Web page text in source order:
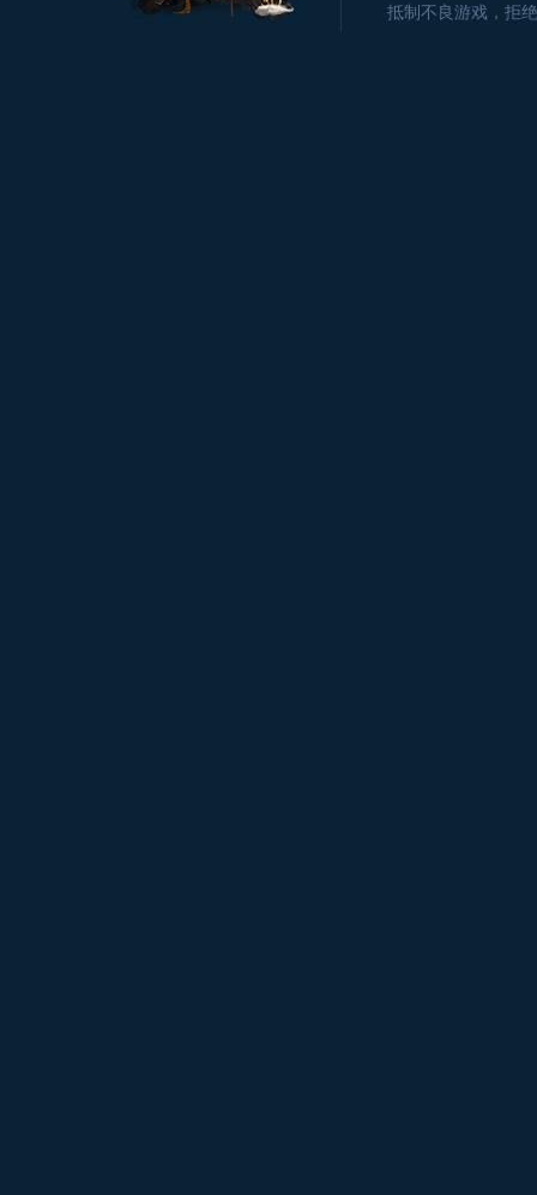
抵制不良游戏，拒